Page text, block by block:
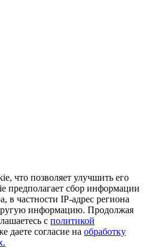
что позволяет улучшить его
предполагает сбор информации
в частности IP-адрес региона
информацию. Продолжая
с политикой
даете согласие на обработку